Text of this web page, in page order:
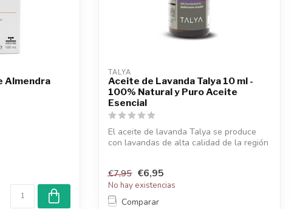
Almendra
TALYA
Aceite de Lavanda Talya 10 ml -
100% Natural y Puro Aceite
Esencial
El aceite de lavanda Talya se produce
con lavandas de alta calidad de la región
€7,95 €6,95
No hay existencias
Comparar